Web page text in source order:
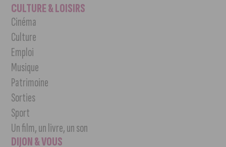
CULTURE & LOISIRS
Cinéma
Culture
Emploi
Musique
Patrimoine
Sorties
Sport
Un film, un livre, un son
DIJON & VOUS